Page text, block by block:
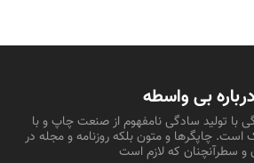
درباره بی واسطه
با تولید سادگی نامفهوم از صنعت چاپ و با
است. چاپگرها و متون بلکه روزنامه و مجله در
و سطرآنچنان که لازم است